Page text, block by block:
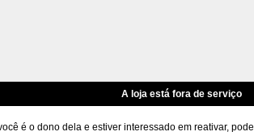
A loja está fora de serviço
é o dono dela e estiver interessado em reativar, pode